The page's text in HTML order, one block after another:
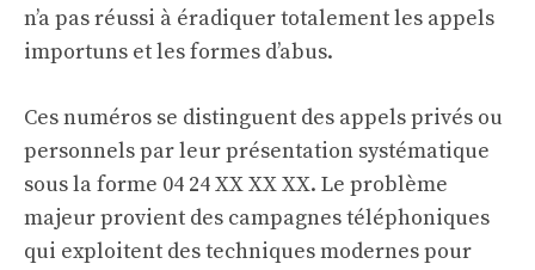
n’a pas réussi à éradiquer totalement les appels
importuns et les formes d’abus.
Ces numéros se distinguent des appels privés ou
personnels par leur présentation systématique
sous la forme 04 24 XX XX XX. Le problème
majeur provient des campagnes téléphoniques
qui exploitent des techniques modernes pour